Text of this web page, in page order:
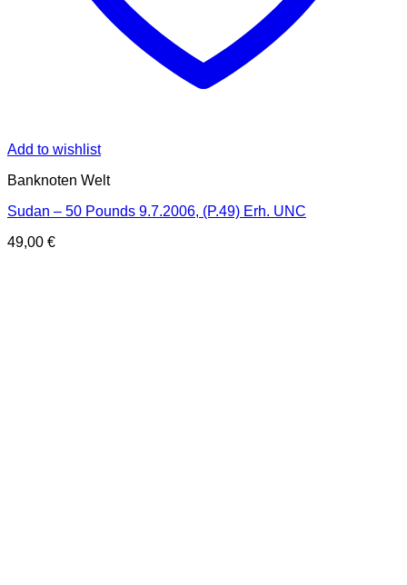
Add to wishlist
Banknoten Welt
Sudan – 50 Pounds 9.7.2006, (P.49) Erh. UNC
49,00 €